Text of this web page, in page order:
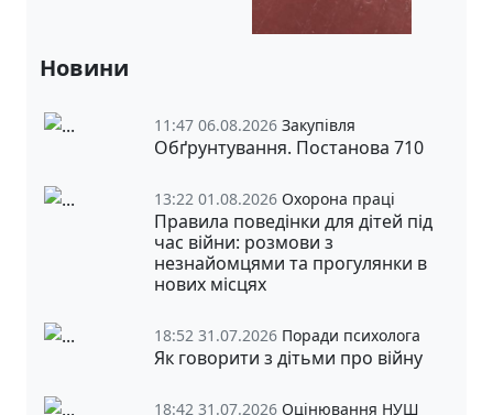
Новини
11:47 06.08.2026 Закупівля
Обґрунтування. Постанова 710
13:22 01.08.2026 Охорона праці
Правила поведінки для дітей під
час війни: розмови з
незнайомцями та прогулянки в
нових місцях
18:52 31.07.2026 Поради психолога
Як говорити з дітьми про війну
18:42 31.07.2026 Оцінювання НУШ